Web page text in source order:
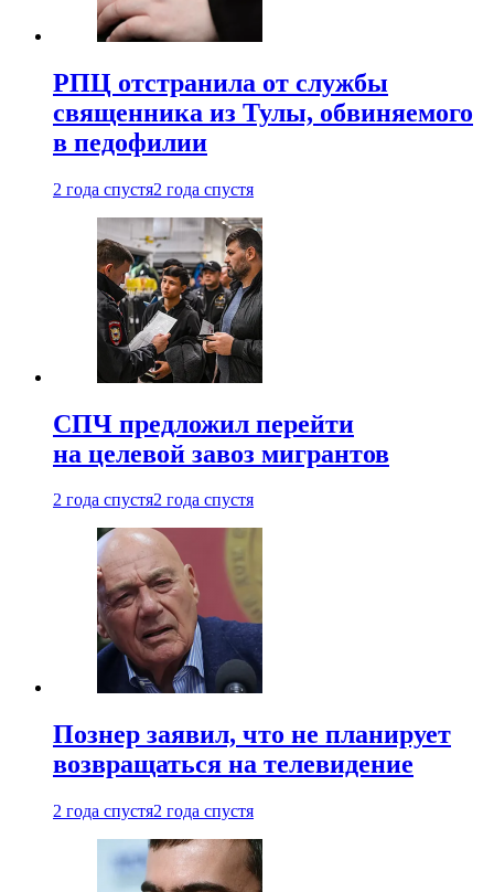
РПЦ отстранила от службы
священника из Тулы, обвиняемого
в педофилии
2 года спустя2 года спустя
СПЧ предложил перейти
на целевой завоз мигрантов
2 года спустя2 года спустя
Познер заявил, что не планирует
возвращаться на телевидение
2 года спустя2 года спустя